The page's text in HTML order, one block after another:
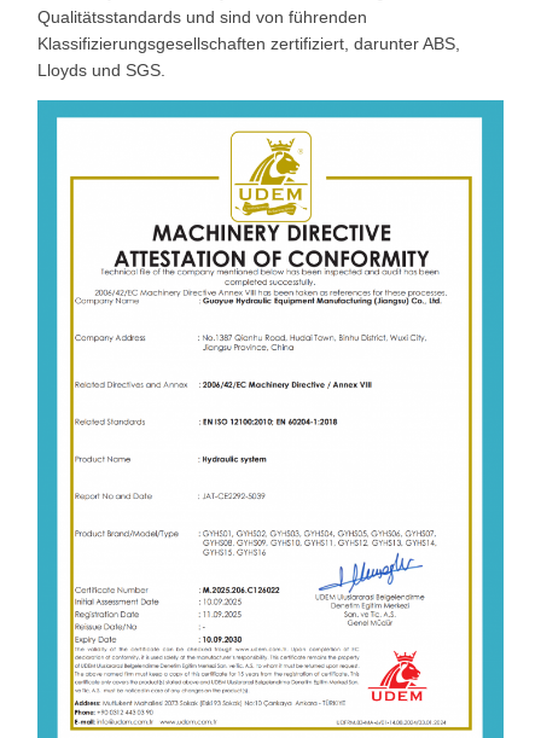
Qualitätsstandards und sind von führenden
Klassifizierungsgesellschaften zertifiziert, darunter ABS,
Lloyds und SGS.